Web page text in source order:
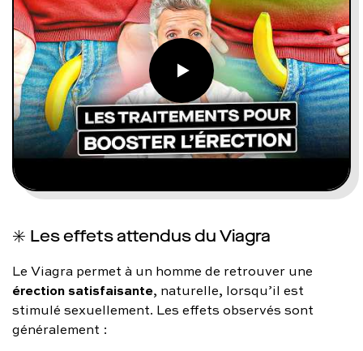
✳️ Les effets attendus du Viagra
Le Viagra permet à un homme de retrouver une
érection satisfaisante, naturelle, lorsqu’il est
stimulé sexuellement. Les effets observés sont
généralement :